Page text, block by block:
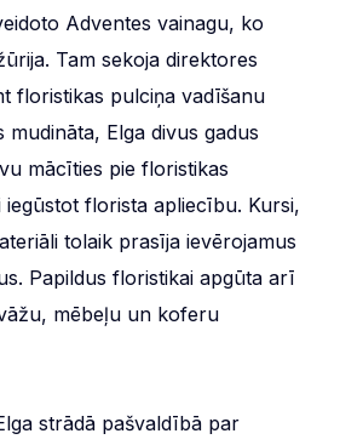
Adventes vainagu, ko
Tam sekoja direktores
floristikas pulciņa vadīšanu
mudināta, Elga divus gadus
mācīties pie floristikas
iegūstot florista apliecību. Kursi,
tolaik prasīja ievērojamus
Papildus floristikai apgūta arī
mēbeļu un koferu
strādā pašvaldībā par